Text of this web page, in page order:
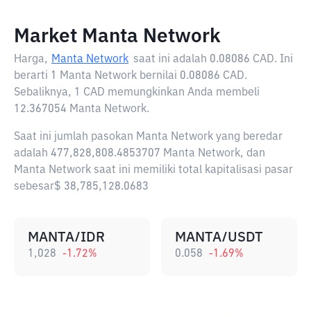
Market Manta Network
Harga, Manta Network saat ini adalah 0.08086 CAD. Ini
berarti 1 Manta Network bernilai 0.08086 CAD.
Sebaliknya, 1 CAD memungkinkan Anda membeli
12.367054 Manta Network.
Saat ini jumlah pasokan Manta Network yang beredar
adalah 477,828,808.4853707 Manta Network, dan
Manta Network saat ini memiliki total kapitalisasi pasar
sebesar$ 38,785,128.0683
MANTA/IDR
1,028 -1.72%
MANTA/USDT
0.058 -1.69%